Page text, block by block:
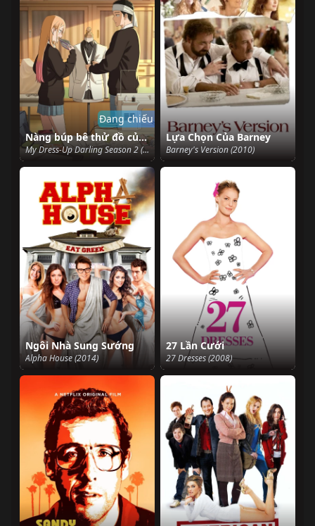
Nàng búp bê thử đồ của tôi biết yêu (Phần 2)
My Dress-Up Darling Season 2 (2025)
Đang chiếu
Lựa Chọn Của Barney
Barney's Version (2010)
Ngôi Nhà Sung Sướng
Alpha House (2014)
27 Lần Cưới
27 Dresses (2008)